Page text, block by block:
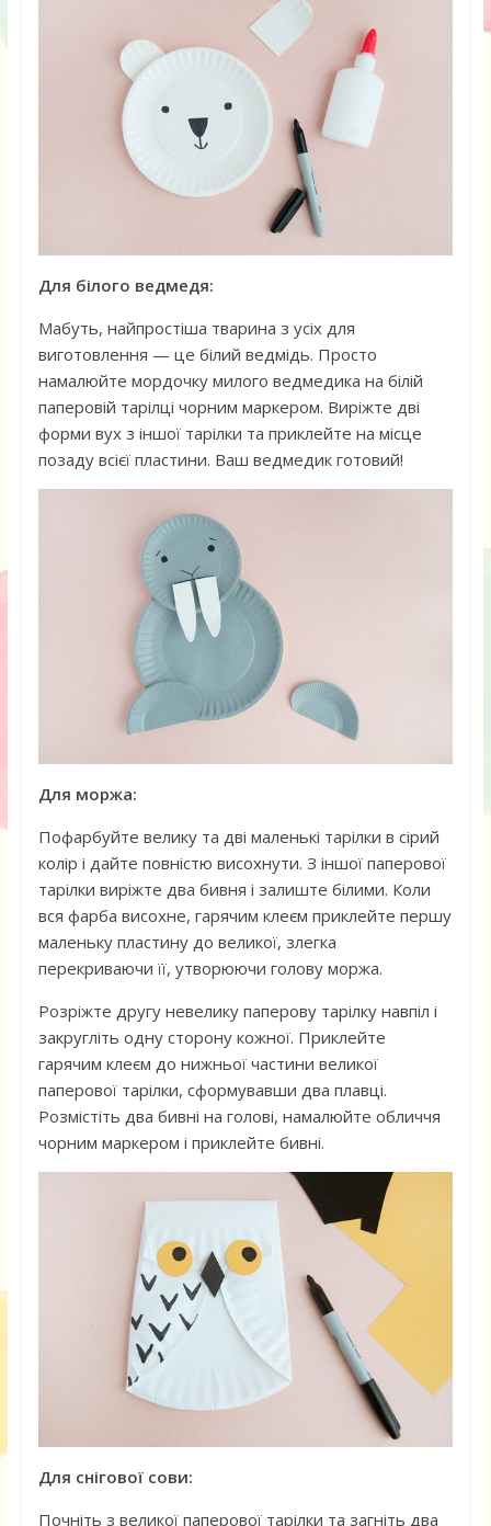
Для білого ведмедя:
Мабуть, найпростіша тварина з усіх для
виготовлення — це білий ведмідь. Просто
намалюйте мордочку милого ведмедика на білій
паперовій тарілці чорним маркером. Виріжте дві
форми вух з іншої тарілки та приклейте на місце
позаду всієї пластини. Ваш ведмедик готовий!
Для моржа:
Пофарбуйте велику та дві маленькі тарілки в сірий
колір і дайте повністю висохнути. З іншої паперової
тарілки виріжте два бивня і залиште білими. Коли
вся фарба висохне, гарячим клеєм приклейте першу
маленьку пластину до великої, злегка
перекриваючи її, утворюючи голову моржа.
Розріжте другу невелику паперову тарілку навпіл і
закругліть одну сторону кожної. Приклейте
гарячим клеєм до нижньої частини великої
паперової тарілки, сформувавши два плавці.
Розмістіть два бивні на голові, намалюйте обличчя
чорним маркером і приклейте бивні.
Для снігової сови:
Почніть з великої паперової тарілки та загніть два